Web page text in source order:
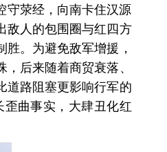
守荥经，向南卡住汉源
敌人的包围圈与红四方
。为避免敌军增援，
后来随着商贸衰落、
道路阻塞更影响行军的
曲事实，大肆丑化红